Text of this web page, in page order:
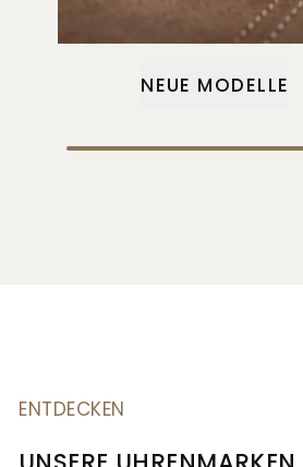
NEUE MODELLE
ENTDECKEN